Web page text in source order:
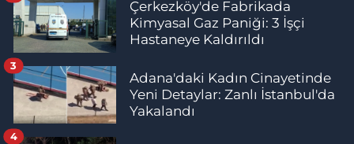
Çerkezköy'de Fabrikada
Kimyasal Gaz Paniği: 3 İşçi
Hastaneye Kaldırıldı
Adana'daki Kadın Cinayetinde
Yeni Detaylar: Zanlı İstanbul'da
Yakalandı
3
4